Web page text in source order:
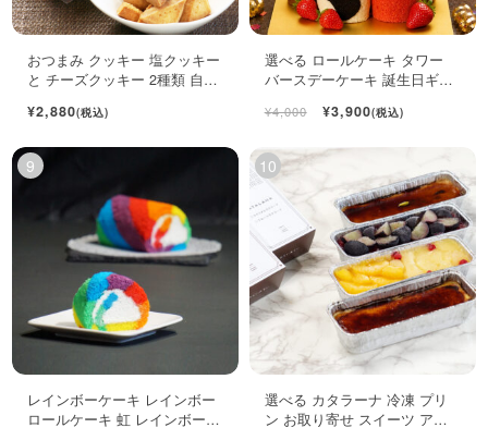
おつまみ クッキー 塩クッキー
と チーズクッキー 2種類 自宅
¥2,880(税込)
選べる ロールケーキ タワー
バースデーケーキ 誕生日ギフ
¥4,000 ¥3,900(税込)
レインボーケーキ レインボー
ロールケーキ 虹 レインボース
選べる カタラーナ 冷凍 プリ
ン お取り寄せ スイーツ アイ